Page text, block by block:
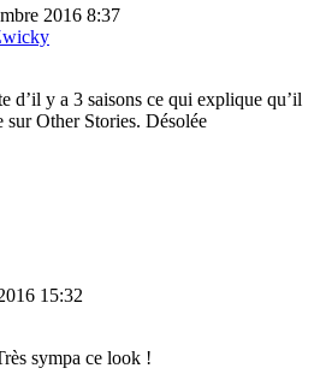
2016 8:37
d’il y a 3 saisons ce qui explique qu’il
sur Other Stories. Désolée
15:32
sympa ce look !